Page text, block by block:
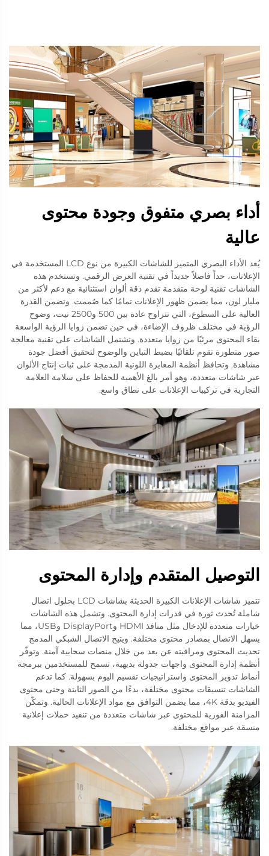
أداء بصري متفوق وجودة محتوى
عالية
يُعد الأداء البصري المتميز للشاشات الكبيرة من نوع LCD المستخدمة في
الإعلانات، حداً فاصلاً جديداً في تقنية العرض الرقمي. وتستخدم هذه
الشاشات تقنية لوحة متقدمة تقدم دقة ألوان استثنائية مع دعم لأكثر من
مليار لون، مما يضمن ظهور الإعلانات تمامًا كما صُممت. وتضمن القدرة
العالية على السطوع، التي تتراوح عادة بين 500 و2500 نيت، وضوح
الرؤية في مختلف ظروف الإضاءة، في حين تضمن زوايا الرؤية الواسعة
بقاء المحتوى مرئيًا من زوايا متعددة. وتشتمل الشاشات على تقنية معالجة
صور متطورة تقوم تلقائيًا بضبط التباين والوضوح لتحقيق أفضل جودة
مشاهدة. وتحافظ أنظمة المعايرة اللونية المدمجة على ثبات إنتاج الألوان
عبر شاشات متعددة، وهو أمر بالغ الأهمية للحفاظ على سلامة العلامة
التجارية في تركيبات الإعلانات على نطاق واسع.
التوصيل المتقدم وإدارة المحتوى
تتميز شاشات الإعلانات الكبيرة الحديثة بشاشات LCD بحلول اتصال
شاملة تُحدث ثورة في قدرات إدارة المحتوى. وتشمل هذه الشاشات
خيارات متعددة للإدخال مثل منافذ HDMI وDisplayPort وUSB، مما
يسهل الاتصال بمصادر محتوى مختلفة. ويتيح الاتصال الشبكي المدمج
تحديث المحتوى ومراقبته عن بعد من خلال منصات سحابية آمنة. وتوفّر
أنظمة إدارة المحتوى واجهات جدولة بديهية، تسمح للمستخدمين ببرمجة
أنماط تدوير المحتوى واستراتيجيات تقسيم اليوم بسهولة. كما تدعم
الشاشات تنسيقات محتوى مختلفة، بدءًا من الصور الثابتة وحتى محتوى
الفيديو بدقة 4K، مما يضمن التوافق مع مواد الإعلانات الحالية. وتمكّن
المزامنة الفورية للمحتوى عبر شاشات متعددة من تنفيذ حملات إعلانية
منسقة عبر مواقع مختلفة.